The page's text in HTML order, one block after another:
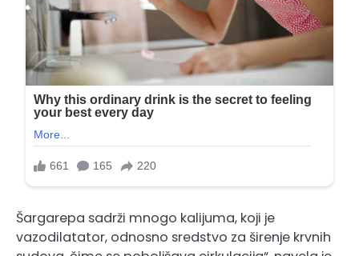
Šargarepa sadrži mnogo kalijuma, koji je
vazodilatator, odnosno sredstvo za širenje krvnih